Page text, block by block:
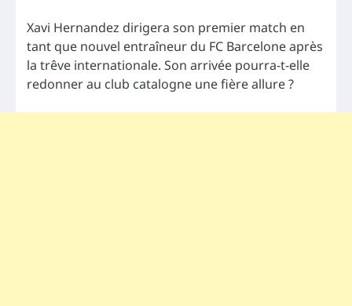
Xavi Hernandez dirigera son premier match en
tant que nouvel entraîneur du FC Barcelone après
la trêve internationale. Son arrivée pourra-t-elle
redonner au club catalogne une fière allure ?